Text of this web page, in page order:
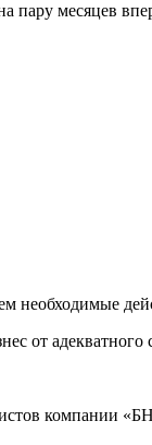
пару месяцев
от адекватного
компании